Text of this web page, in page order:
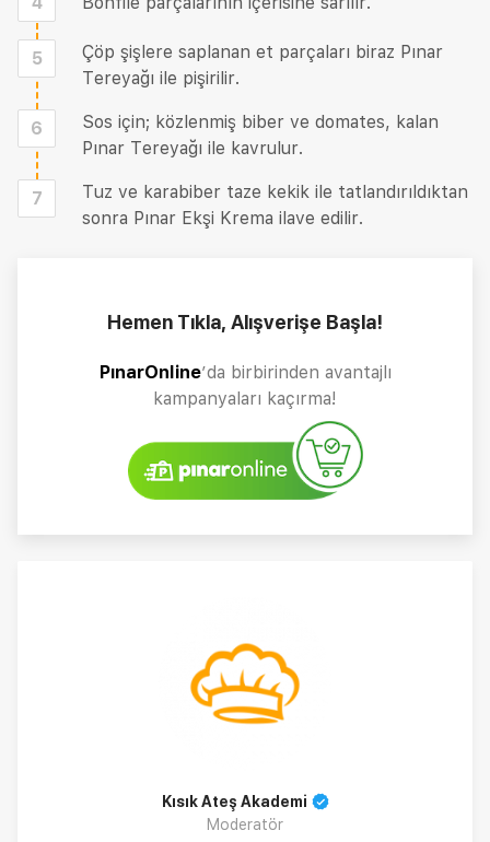
5
Çöp şişlere saplanan et parçaları biraz Pınar
Tereyağı ile pişirilir.
6
Sos için; közlenmiş biber ve domates, kalan
Pınar Tereyağı ile kavrulur.
7
Tuz ve karabiber taze kekik ile tatlandırıldıktan
sonra Pınar Ekşi Krema ilave edilir.
Hemen Tıkla, Alışverişe Başla!
PınarOnline’da birbirinden avantajlı
kampanyaları kaçırma!
Kısık Ateş Akademi
Moderatör